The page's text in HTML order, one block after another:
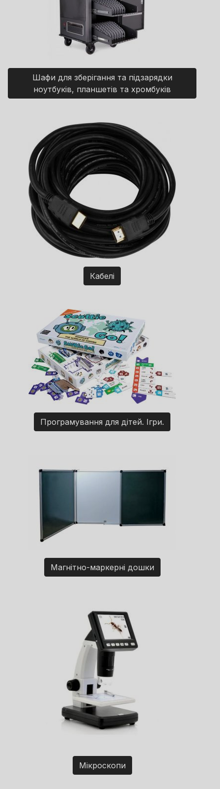
Шафи для зберігання та підзарядки
ноутбуків, планшетів та хромбуків
Кабелі
Програмування для дітей. Ігри.
Магнітно-маркерні дошки
Мікроскопи